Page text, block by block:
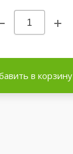
в корзину